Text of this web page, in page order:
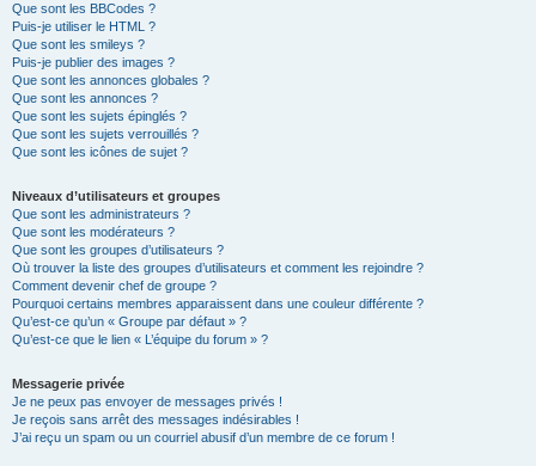
Que sont les BBCodes ?
Puis-je utiliser le HTML ?
Que sont les smileys ?
Puis-je publier des images ?
Que sont les annonces globales ?
Que sont les annonces ?
Que sont les sujets épinglés ?
Que sont les sujets verrouillés ?
Que sont les icônes de sujet ?
Niveaux d’utilisateurs et groupes
Que sont les administrateurs ?
Que sont les modérateurs ?
Que sont les groupes d’utilisateurs ?
Où trouver la liste des groupes d’utilisateurs et comment les rejoindre ?
Comment devenir chef de groupe ?
Pourquoi certains membres apparaissent dans une couleur différente ?
Qu’est-ce qu’un « Groupe par défaut » ?
Qu’est-ce que le lien « L’équipe du forum » ?
Messagerie privée
Je ne peux pas envoyer de messages privés !
Je reçois sans arrêt des messages indésirables !
J’ai reçu un spam ou un courriel abusif d’un membre de ce forum !